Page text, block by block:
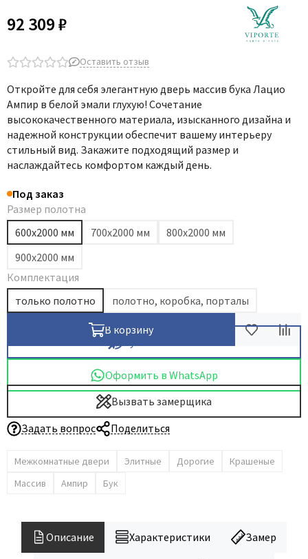
Bravo
Brandoors
Comaglio
Comit
Covali
Dircode
El Porta
Fantom
Fimet
Fratelli Cattini
Fuaro
GlassTur
Hausdoors
Kapelli
Komfort Doors
LiGa
Line Doors
Luxor
Miksal
92 309 ₽
Оставить отзыв
Откройте для себя элегантную дверь массив бука Лацио
Ампир в белой эмали глухую! Сочетание
высококачественного материала, изысканного дизайна и
надежной конструкции обеспечит вашему интерьеру
стильный вид. Закажите подходящий размер и
наслаждайтесь комфортом каждый день.
Под заказ
Размер полотна
600х2000 мм
700х2000 мм
800х2000 мм
900х2000 мм
Комплектация
только полотно
полотно, коробка, порталы
В корзину
Оформить в WhatsApp
Вызвать замерщика
Задать вопрос
Поделиться
Межкомнатные двери Элитные Дорогие
Крашеные
Массив
Ампир Бук
Описание Характеристики Замер